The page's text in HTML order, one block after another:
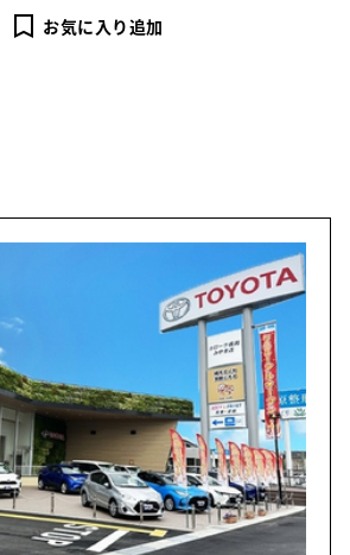
お気に入り追加